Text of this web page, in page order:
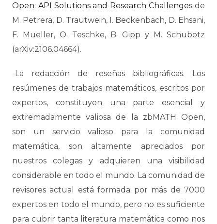
Open: API Solutions and Research Challenges de
M. Petrera, D. Trautwein, I. Beckenbach, D. Ehsani,
F. Mueller, O. Teschke, B. Gipp y M. Schubotz
(arXiv:2106.04664).
-La redacción de reseñas bibliográficas. Los
resúmenes de trabajos matemáticos, escritos por
expertos, constituyen una parte esencial y
extremadamente valiosa de la zbMATH Open,
son un servicio valioso para la comunidad
matemática, son altamente apreciados por
nuestros colegas y adquieren una visibilidad
considerable en todo el mundo. La comunidad de
revisores actual está formada por más de 7000
expertos en todo el mundo, pero no es suficiente
para cubrir tanta literatura matemática como nos